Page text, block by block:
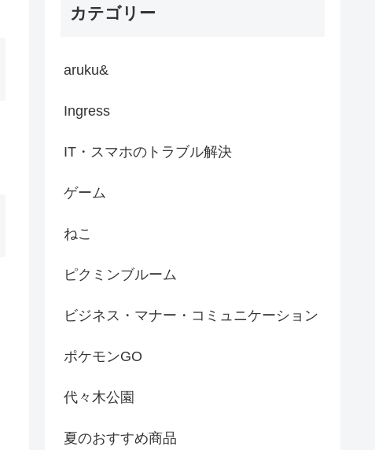
カテゴリー
aruku&
Ingress
IT・スマホのトラブル解決
ゲーム
ねこ
ピクミンブルーム
ビジネス・マナー・コミュニケーション
ポケモンGO
代々木公園
夏のおすすめ商品